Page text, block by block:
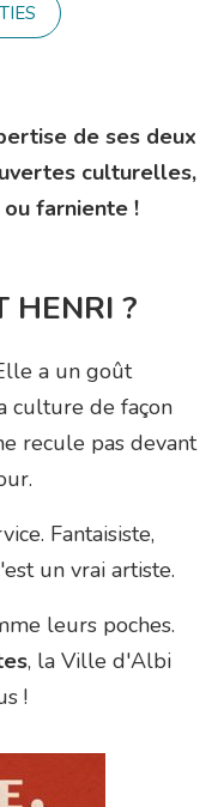
de ses deux
culturelles,
farniente !
HENRI ?
a un goût
culture de façon
recule pas devant
Fantaisiste,
un vrai artiste.
leurs poches.
, la Ville d'Albi
!